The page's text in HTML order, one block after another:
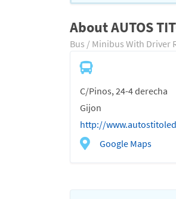
About AUTOS
Bus / Minibus With Driver
C/Pinos, 24-4 derecha
Gijon
http://
Google Maps